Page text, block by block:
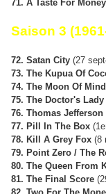
71. A Taste For
Saison 3
72. Satan City (27
73. The Kupua Of
74. The Moon Of
75. The Doctor's Lady
76. Thomas Jefferson
77. Pill In The Box
78. Kill A Grey Fox (8
79. Point Zero / The
80. The Queen From
81. The Final Score